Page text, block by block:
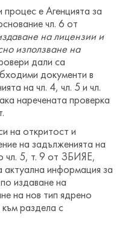
е Агенцията за
чл. 6 от
на лицензии и
използване на
дали са
документи в
на чл. 4, чл. 5 и чл.
наречената проверка
на откритост и
на задълженията на
чл. 5, т. 9 от ЗБИЯЕ,
актуална информация за
издаване на
на нов тип ядрено
раздела с